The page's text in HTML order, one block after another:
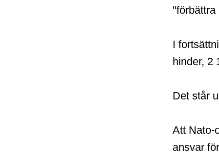
"förbättra
I
hinder, 2
Det står
Att Nato-
ansvar